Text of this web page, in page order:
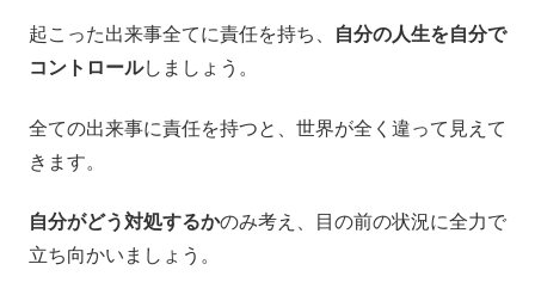
起こった出来事全てに責任を持ち、
自分の人生を自分で
コントロールしましょう。
全ての出来事に責任を持つと、世界が全く違って見えて
きます。
自分がどう対処するかのみ考え、目の前の状況に全力で
立ち向かいましょう。